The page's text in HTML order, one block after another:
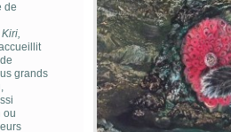
de
grands
ou